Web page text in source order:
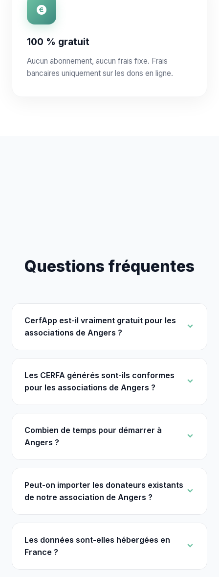
100 % gratuit
Aucun abonnement, aucun frais fixe. Frais
bancaires uniquement sur les dons en ligne.
Questions fréquentes
CerfApp est-il vraiment gratuit pour les
associations de Angers ?
Les CERFA générés sont-ils conformes
pour les associations de Angers ?
Combien de temps pour démarrer à
Angers ?
Peut-on importer les donateurs existants
de notre association de Angers ?
Les données sont-elles hébergées en
France ?